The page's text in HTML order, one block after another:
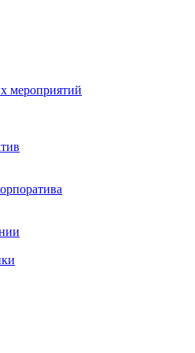
мероприятий